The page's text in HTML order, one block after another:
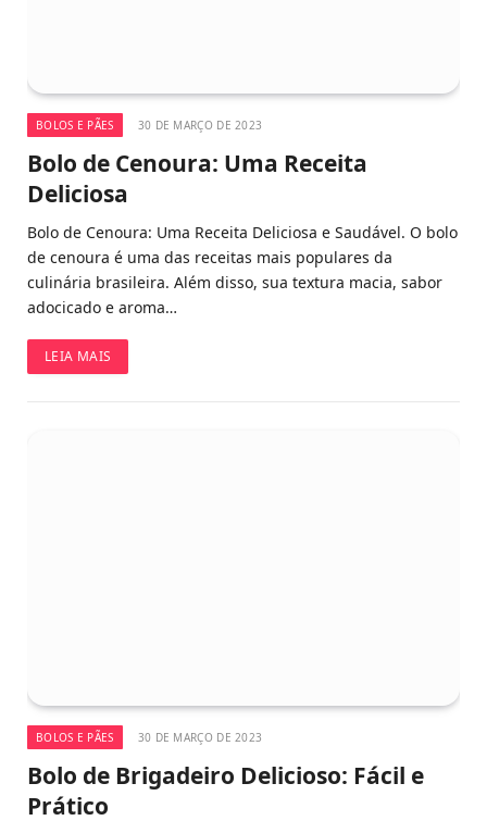
BOLOS E PÃES 30 DE MARÇO DE 2023
Bolo de Cenoura: Uma Receita
Deliciosa
Bolo de Cenoura: Uma Receita Deliciosa e Saudável. O bolo
de cenoura é uma das receitas mais populares da
culinária brasileira. Além disso, sua textura macia, sabor
adocicado e aroma…
LEIA MAIS
BOLOS E PÃES 30 DE MARÇO DE 2023
Bolo de Brigadeiro Delicioso: Fácil e
Prático